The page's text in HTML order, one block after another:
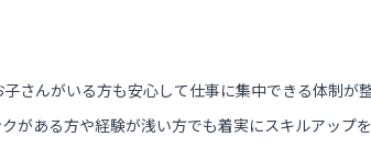
さんがいる方も安心して仕事に集中できる体制が整
がある方や経験が浅い方でも着実にスキルアップを